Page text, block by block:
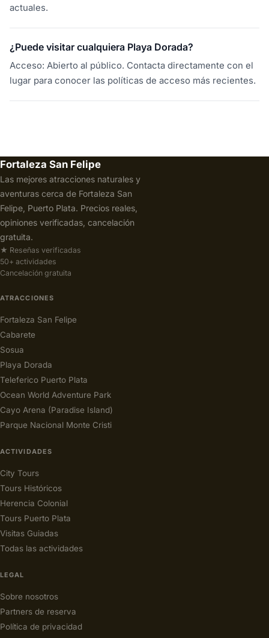
actuales.
¿Puede visitar cualquiera Playa Dorada?
Acceso: Abierto al público. Contacta directamente con el
lugar para conocer las políticas de acceso más recientes.
Fortaleza San Felipe
Las mejores atracciones naturales y
aventuras cerca de Fortaleza San
Felipe, Puerto Plata. Precios reales,
opiniones verificadas, cancelación
gratuita.
★ Reseñas verificadas
50+ actividades
Cancelación gratuita
ATRACCIONES
Fortaleza San Felipe
Cabarete
Sosua
Playa Dorada
Teleferico Puerto Plata
Ocean World Adventure Park
Cayo Arena (Paradise Island)
Parque Nacional Monte Cristi
ACTIVIDADES
City Tours
Tours Históricos
Herencia Colonial
Tours Puerto Plata
Visitas Guiadas
Todas las actividades
LEGAL
Sobre nosotros
Partners de reserva
Política de privacidad